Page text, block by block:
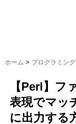
ホーム > プログラミング
【Perl】フ
表現でマッ
に出力する